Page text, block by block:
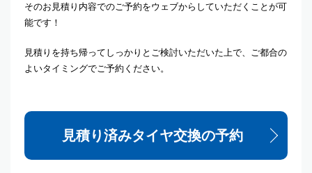
そのお見積り内容でのご予約をウェブからしていただくことが可
能です！
見積りを持ち帰ってしっかりとご検討いただいた上で、ご都合の
よいタイミングでご予約ください。
見積り済みタイヤ交換の予約